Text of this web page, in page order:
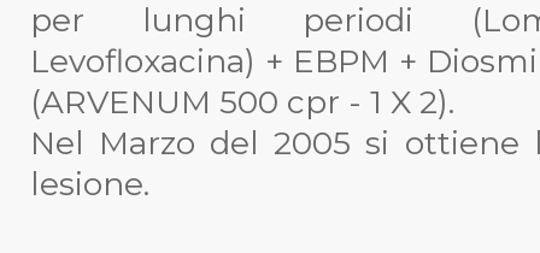
per lunghi periodi
Levofloxacina) + EBPM +
(ARVENUM 500 cpr - 1 X 2).
Nel Marzo del 2005 si
lesione.